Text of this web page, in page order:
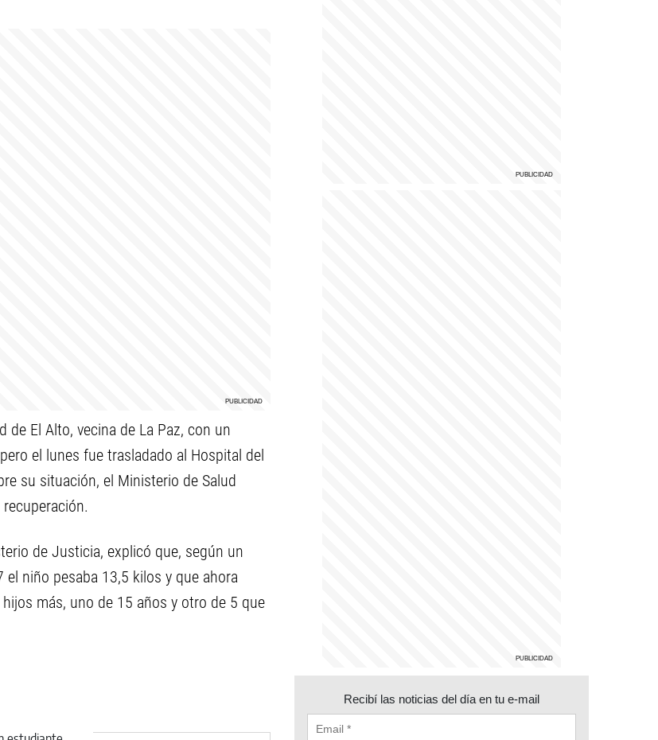
de El Alto, vecina de La Paz, con un
el lunes fue trasladado al Hospital del
su situación, el Ministerio de Salud
de Justicia, explicó que, según un
niño pesaba 13,5 kilos y que ahora
más, uno de 15 años y otro de 5 que
Recibí las noticias del día en tu e-mail